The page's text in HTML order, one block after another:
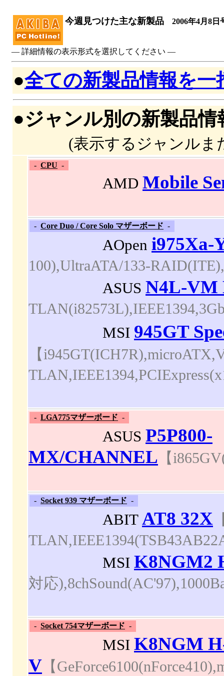
今週見つけた主な新製品 2006年4月8日
― 詳細情報の表示形式を選択してください ―
●全ての新製品情報を一
●ジャンル別の新製品情
(表示するジャンルま
- CPU -
AMD Mobile
- Core Duo / Core Solo マザーボード -
AOpen i975Xa-
100),UltraATA/133-
ASUS N4L-VM
MSI 945GT
【
- LGA775マザーボード -
ASUS P5P800-
MX/CHANNEL 【
- Socket 939 マザーボード -
ABIT AT8 32X
MSI K8NGM2
対応
- Socket 754マザーボード -
MSI K8NGM
V 【